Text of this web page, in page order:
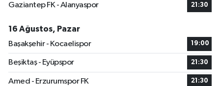
Gaziantep FK - Alanyaspor 21:30
16 Ağustos, Pazar
Başakşehir - Kocaelispor
19:00
Beşiktaş - Eyüpspor 21:30
Amed - Erzurumspor FK 21:30